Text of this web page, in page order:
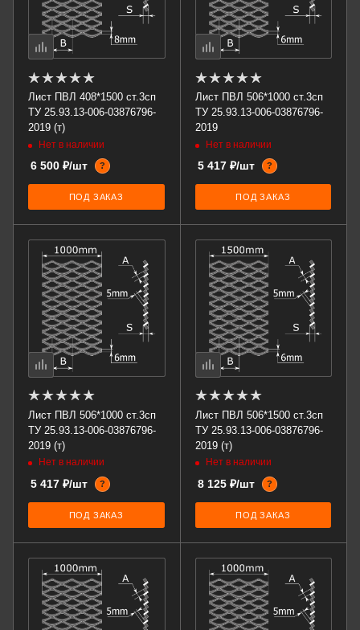
Лист ПВЛ 408*1500 ст.3сп
ТУ 25.93.13-006-03876796-
2019 (т)
Нет в наличии
6 500 ₽/шт ?
ПОД ЗАКАЗ
Лист ПВЛ 506*1000 ст.3сп
ТУ 25.93.13-006-03876796-
2019
Нет в наличии
5 417 ₽/шт ?
ПОД ЗАКАЗ
Лист ПВЛ 506*1000 ст.3сп
ТУ 25.93.13-006-03876796-
2019 (т)
Нет в наличии
5 417 ₽/шт ?
ПОД ЗАКАЗ
Лист ПВЛ 506*1500 ст.3сп
ТУ 25.93.13-006-03876796-
2019 (т)
Нет в наличии
8 125 ₽/шт ?
ПОД ЗАКАЗ